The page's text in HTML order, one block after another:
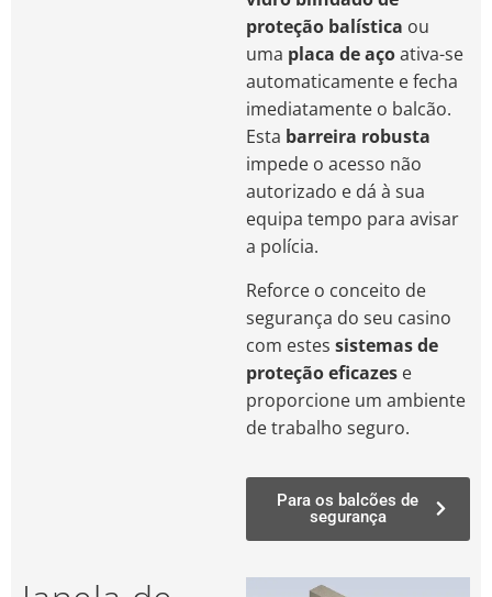
proteção balística ou
uma placa de açoativa-se
automaticamente e fecha
imediatamente o balcão.
Esta barreira robusta
impede o acesso não
autorizado e dá à sua
equipa tempo para avisar
a polícia.
Reforce o conceito de
segurança do seu casino
com estes sistemas de
proteção eficazes e
proporcione um ambiente
de trabalho seguro.
Para os balcões de
segurança